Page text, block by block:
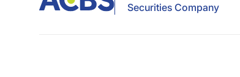
Securities Company